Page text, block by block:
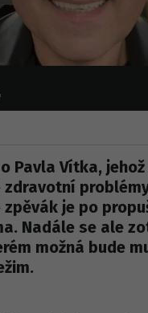
Pavla Vítka,
zdravotní
je po
Nadále se ale
možná bude